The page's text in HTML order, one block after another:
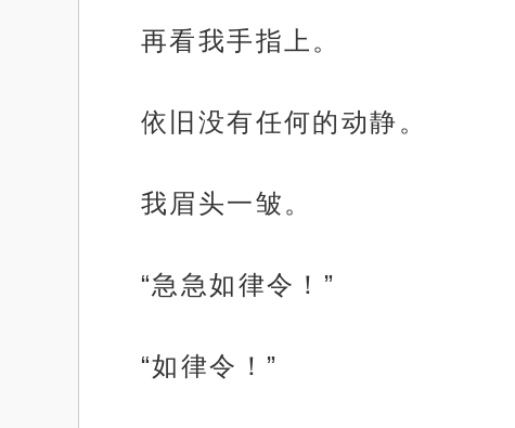
再看我手指上。
依旧没有任何的动静。
我眉头一皱。
“急急如律令！”
“如律令！”